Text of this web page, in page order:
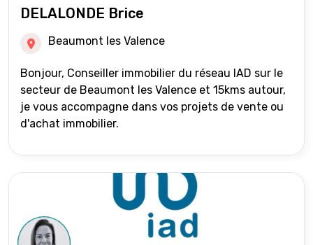
DELALONDE Brice
Beaumont les Valence
Bonjour, Conseiller immobilier du réseau IAD sur le
secteur de Beaumont les Valence et 15kms autour,
je vous accompagne dans vos projets de vente ou
d'achat immobilier.